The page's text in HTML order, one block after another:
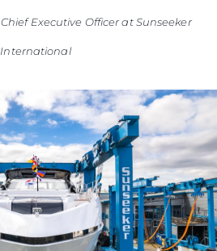
Chief Executive Officer at Sunseeker
International